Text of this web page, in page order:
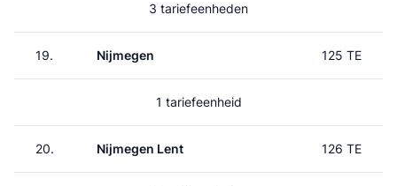
3 tariefeenheden
19. Nijmegen 125 TE
1 tariefeenheid
20. Nijmegen Lent 126 TE